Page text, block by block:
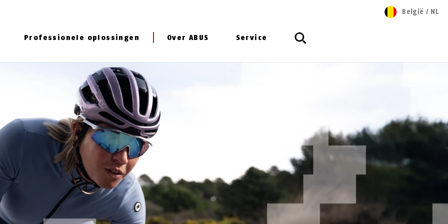
Professionele oplossingen Over ABUS Service
België / NL